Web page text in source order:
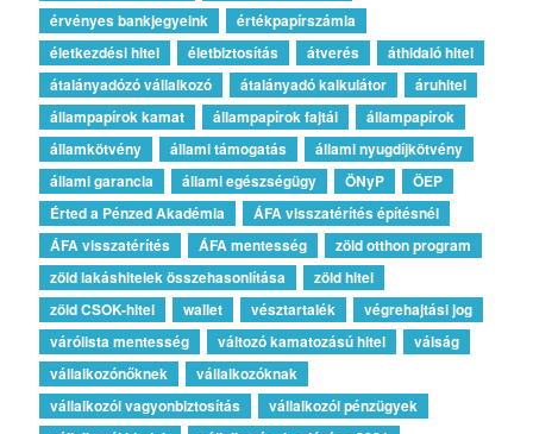
érvényes bankjegyeink
értékpapírszámla
életkezdési hitel
életbiztosítás átverés
áthidaló hitel
átalányadózó vállalkozó
átalányadó kalkulátor
áruhitel
állampapírok kamat
állampapírok fajtái
állampapírok
államkötvény
állami támogatás
állami nyugdíjkötvény
állami garancia
állami egészségügy ÖNyP
ÖEP
Érted a Pénzed Akadémia
ÁFA visszatérítés építésnél
ÁFA visszatérítés
ÁFA mentesség
zöld otthon program
zöld lakáshitelek összehasonlítása
zöld hitel
zöld CSOK-hitel
wallet vésztartalék
végrehajtási jog
várólista mentesség
változó kamatozású hitel
válság
vállalkozónőknek
vállalkozóknak
vállalkozói vagyonbiztosítás
vállalkozói pénzügyek